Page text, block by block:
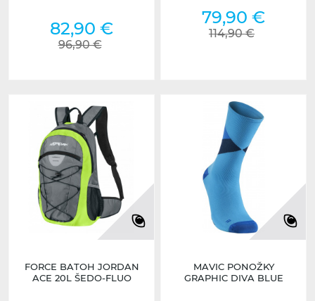
82,90 €
96,90 €
79,90 €
114,90 €
FORCE BATOH JORDAN
ACE 20L ŠEDO-FLUO
MAVIC PONOŽKY
GRAPHIC DIVA BLUE